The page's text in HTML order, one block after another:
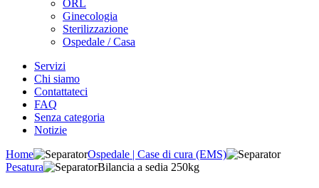
ORL
Ginecologia
Sterilizzazione
Ospedale / Casa
Servizi
Chi siamo
Contattateci
FAQ
Senza categoria
Notizie
Home
Ospedale | Case di cura (EMS)
Pesatura
Bilancia a sedia 250kg